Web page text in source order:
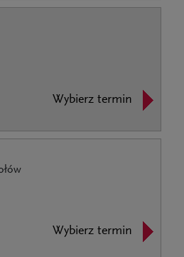
Wybierz termin
Wybierz termin